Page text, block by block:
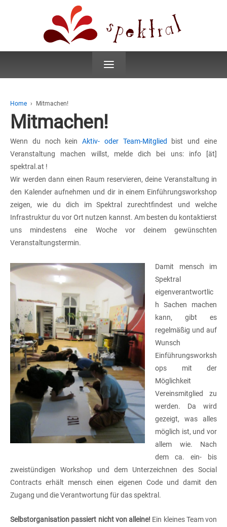
≡
Home › Mitmachen!
Mitmachen!
Wenn du noch keinAktiv- oder Team-Mitglied
bist und eine
Veranstaltung machen willst, melde dich bei uns: info [ät]
spektral.at !
Wir werden dann einen Raum reservieren, deine Veranstaltung in
den Kalender aufnehmen und dir in einem Einführungsworkshop
zeigen, wie du dich im Spektral zurechtfindest und welche
Infrastruktur du vor Ort nutzen kannst. Am besten du kontaktierst
uns mindestens eine Woche vor deinem gewünschten
Veranstaltungstermin.
Damit mensch im
Spektral
eigenverantwortlic
h Sachen machen
kann, gibt es
regelmäßig und auf
Wunsch
Einführungsworksh
ops mit der
Möglichkeit
Vereinsmitglied zu
werden. Da wird
gezeigt, was alles
möglich ist, und vor
allem wie. Nach
dem ca. ein- bis
zweistündigen Workshop und dem Unterzeichnen des Social
Contracts erhält mensch einen eigenen Code und damit den
Zugang und die Verantwortung für das spektral.
Selbstorganisation passiert nichtvon alleine! Ein kleines Team von